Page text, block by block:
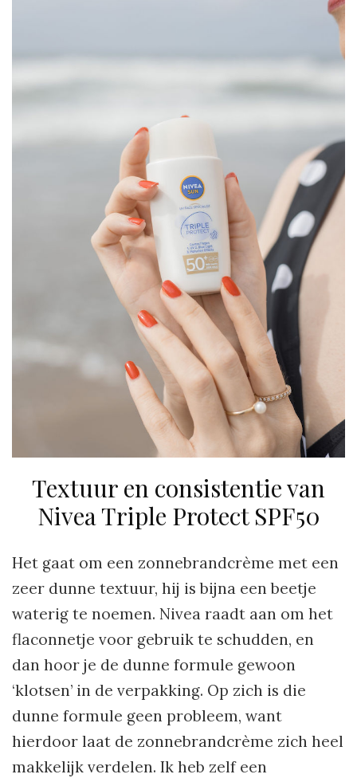
Textuur en consistentie van
Nivea Triple Protect SPF50
Het gaat om een zonnebrandcrème met een
zeer dunne textuur, hij is bijna een beetje
waterig te noemen. Nivea raadt aan om het
flaconnetje voor gebruik te schudden, en
dan hoor je de dunne formule gewoon
‘klotsen’ in de verpakking. Op zich is die
dunne formule geen probleem, want
hierdoor laat de zonnebrandcrème zich heel
makkelijk verdelen. Ik heb zelf een